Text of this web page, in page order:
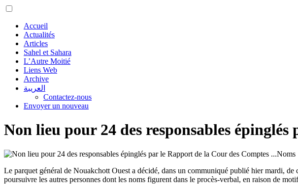
Accueil
Actualités
Articles
Sahel et Sahara
L’Autre Moitié
Liens Web
Archive
العريبة
Contactez-nous
Envoyer un nouveau
Non lieu pour 24 des responsables
Le parquet général de Nouakchott Ouest a décidé, dans un communiqué publié hier mardi,
poursuivre les autres personnes dont les noms figurent dans le procès-verbal, en raison de